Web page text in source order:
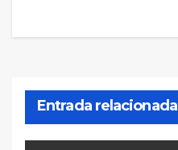
Entrada relacionada